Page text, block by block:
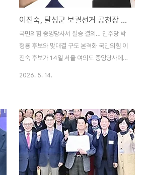
이진숙, 달성군 보궐선거 공천장 수령… “지역 발전 사활”
국민의힘 중앙당사서 필승 결의… 민주당 박
형룡 후보와 맞대결 구도 본격화 국민의힘 이
진숙 후보가 14일 서울 여의도 중앙당사에서
부터 공천장을 전달받고 선거 승리를 위한 결
의를 다졌다.이 후보는 공천장 수령 직후 인
사말을 통해 “달성군민의 선택이 헛되지 않
도록 지역의 자부심을 세우고, 중단 없는 달
성 발전을 위해 모든 역량을 쏟아붓겠다”며
2026. 5. 14.